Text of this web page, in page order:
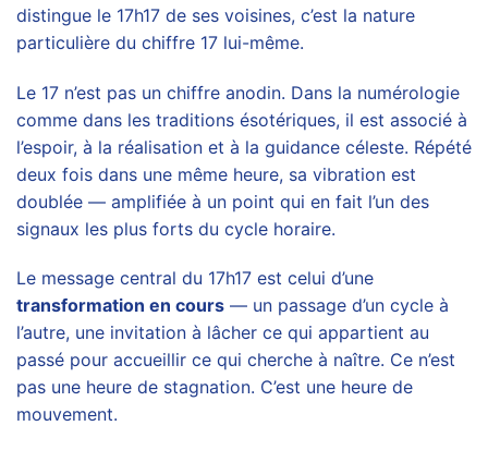
distingue le 17h17 de ses voisines, c’est la nature
particulière du chiffre 17 lui-même.
Le 17 n’est pas un chiffre anodin. Dans la numérologie
comme dans les traditions ésotériques, il est associé à
l’espoir, à la réalisation et à la guidance céleste. Répété
deux fois dans une même heure, sa vibration est
doublée — amplifiée à un point qui en fait l’un des
signaux les plus forts du cycle horaire.
Le message central du 17h17 est celui d’une
transformation en cours — un passage d’un cycle à
l’autre, une invitation à lâcher ce qui appartient au
passé pour accueillir ce qui cherche à naître. Ce n’est
pas une heure de stagnation. C’est une heure de
mouvement.